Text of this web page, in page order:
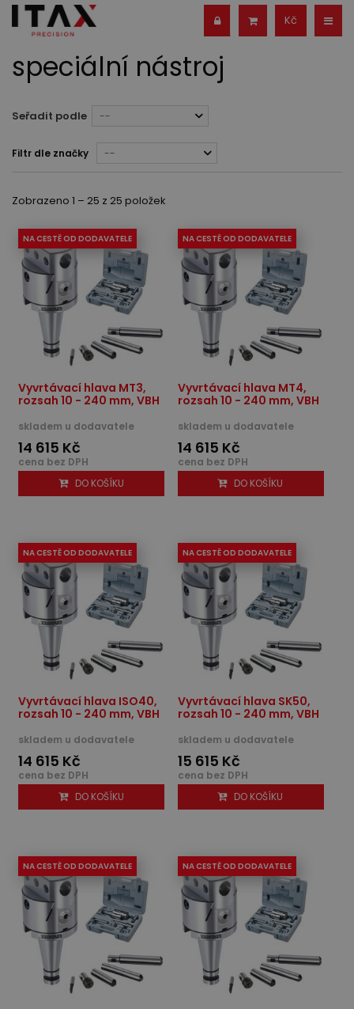
Kč
speciální nástroj
Seřadit podle --
Filtr dle značky --
Zobrazeno 1 – 25 z 25 položek
NA CESTĚ OD DODAVATELE
Vyvrtávací hlava MT3,
rozsah 10 - 240 mm, VBH
skladem u dodavatele
14 615 Kč
cena bez DPH
DO KOŠÍKU
NA CESTĚ OD DODAVATELE
Vyvrtávací hlava MT4,
rozsah 10 - 240 mm, VBH
skladem u dodavatele
14 615 Kč
cena bez DPH
DO KOŠÍKU
NA CESTĚ OD DODAVATELE
Vyvrtávací hlava ISO40,
rozsah 10 - 240 mm, VBH
skladem u dodavatele
14 615 Kč
cena bez DPH
DO KOŠÍKU
NA CESTĚ OD DODAVATELE
Vyvrtávací hlava SK50,
rozsah 10 - 240 mm, VBH
skladem u dodavatele
15 615 Kč
cena bez DPH
DO KOŠÍKU
NA CESTĚ OD DODAVATELE NA CESTĚ OD DODAVATELE